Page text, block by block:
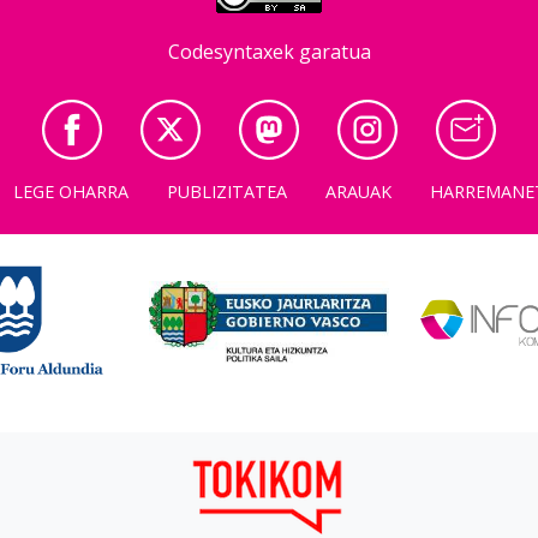
Codesyntaxek garatua
LEGE OHARRA PUBLIZITATEA ARAUAK